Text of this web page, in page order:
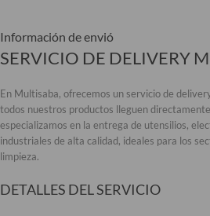
Información de envió
SERVICIO DE DELIVERY
En Multisaba, ofrecemos un servicio de
todos nuestros productos lleguen
especializamos en la entrega de utensilios,
industriales de alta calidad, ideales para los
limpieza.
DETALLES DEL SERVICIO